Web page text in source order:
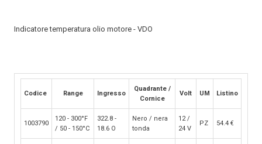
Indicatore temperatura olio motore - VDO
Codice Range Ingresso
Quadrante /
Cornice
Volt UM Listino
1003790
120 - 300°F
/ 50 - 150°C
322.8 -
18.6 O
Nero / nera
tonda
12 /
24 V
PZ 54.4 €